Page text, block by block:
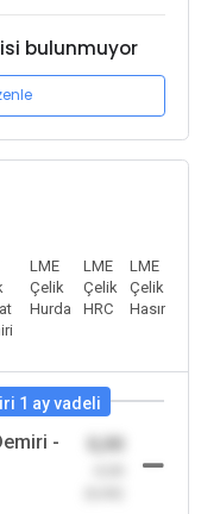
bulunmuyor
LME
Çelik
Hurda
LME
Çelik
HRC
LME
Çelik
Hasır
1 ay vadeli
-